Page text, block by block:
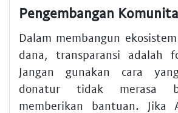
Pengembangan
Dalam membangun
dana, transparansi adalah
Jangan gunakan cara
donatur tidak merasa
memberikan bantuan. Jika